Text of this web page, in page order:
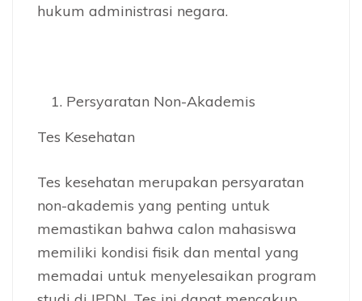
hukum administrasi negara.
Persyaratan Non-Akademis
Tes Kesehatan
Tes kesehatan merupakan persyaratan
non-akademis yang penting untuk
memastikan bahwa calon mahasiswa
memiliki kondisi fisik dan mental yang
memadai untuk menyelesaikan program